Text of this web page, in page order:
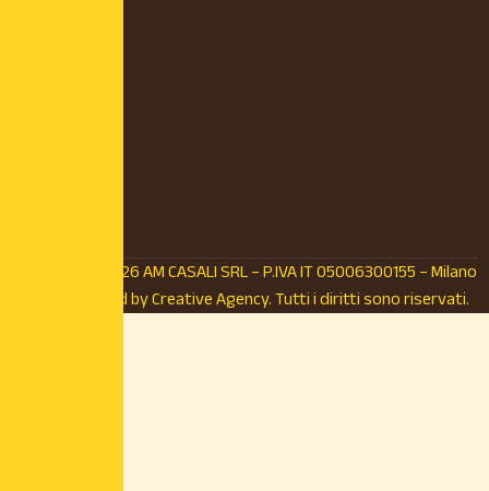
© Copyright 2026 AM CASALI SRL – P.IVA IT 05006300155 – Milano
(MI) – Powered byCreative Agency.Tutti i diritti sono riservati.